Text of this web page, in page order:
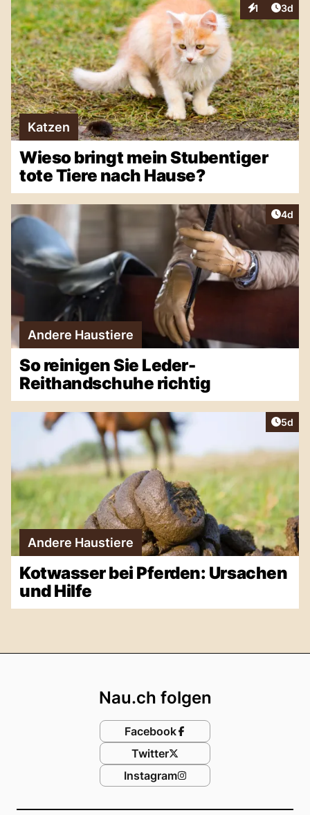
1
Interaktionen
3d
Katzen
Wieso bringt mein Stubentiger
tote Tiere nach Hause?
4d
Andere Haustiere
So reinigen Sie Leder-
Reithandschuhe richtig
5d
Andere Haustiere
Kotwasser bei Pferden: Ursachen
und Hilfe
Nau.ch folgen
Facebook
Twitter
Instagram